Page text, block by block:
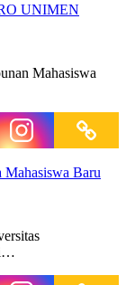
UNIMEN
Mahasiswa
Baru